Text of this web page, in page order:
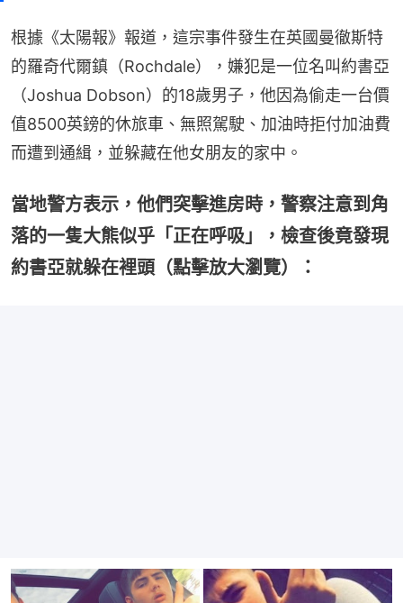
根據《太陽報》報道，這宗事件發生在英國曼徹斯特
的羅奇代爾鎮（Rochdale），嫌犯是一位名叫約書亞
（Joshua Dobson）的18歲男子，他因為偷走一台價
值8500英鎊的休旅車、無照駕駛、加油時拒付加油費
而遭到通緝，並躲藏在他女朋友的家中。
當地警方表示，他們突擊進房時，警察注意到角
落的一隻大熊似乎「正在呼吸」，檢查後竟發現
約書亞就躲在裡頭（點擊放大瀏覽）：